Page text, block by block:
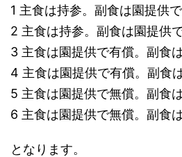
1 主食は持参。副食は園提供
2 主食は持参。副食は園提供
3 主食は園提供で有償。副食
4 主食は園提供で有償。副食
5 主食は園提供で無償。副食
6 主食は園提供で無償。副食
となります。